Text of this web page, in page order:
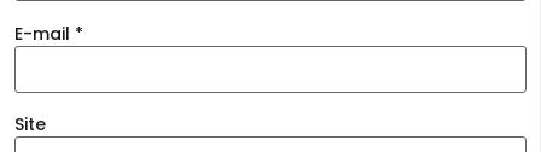
E-mail *
Site